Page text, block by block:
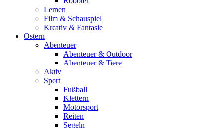
Lernen
Film & Schauspiel
Kreativ & Fantasie
Ostern
Abenteuer
Abenteuer & Outdoor
Abenteuer & Tiere
Aktiv
Sport
Fußball
Klettern
Motorsport
Reiten
Segeln